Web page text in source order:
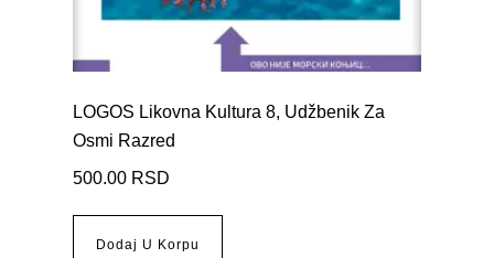
LOGOS Likovna Kultura 8, Udžbenik Za
Osmi Razred
500.00 RSD
Dodaj U Korpu